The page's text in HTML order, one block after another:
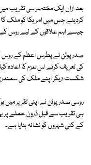
بعد ازاں ایک مختصر سی تقریب
کردیئے جس میں امریکا کو ملک
جیسے اہم علاقوں کے لیے روس کے
صدر پوٹن نے پطرس اعظم کے روس
کی تعریف کرتے اس عزم کا اعادہ
شکست دیکر اپنے ملک کی
روسی صدر پوٹن نے اپنی تقریر میں
ہی تقریب سے قبل ڈرون حملے پر
کے کئی شہروں کو نشانہ بنایا ہے۔